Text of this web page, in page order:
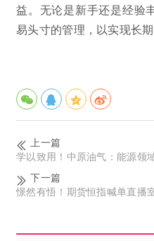
益。无论是新手还是经验
易头寸的管理，以实现长期
上一篇
学以致用！中原油气：能源领
下一篇
憬然有悟！期货恒指喊单直播